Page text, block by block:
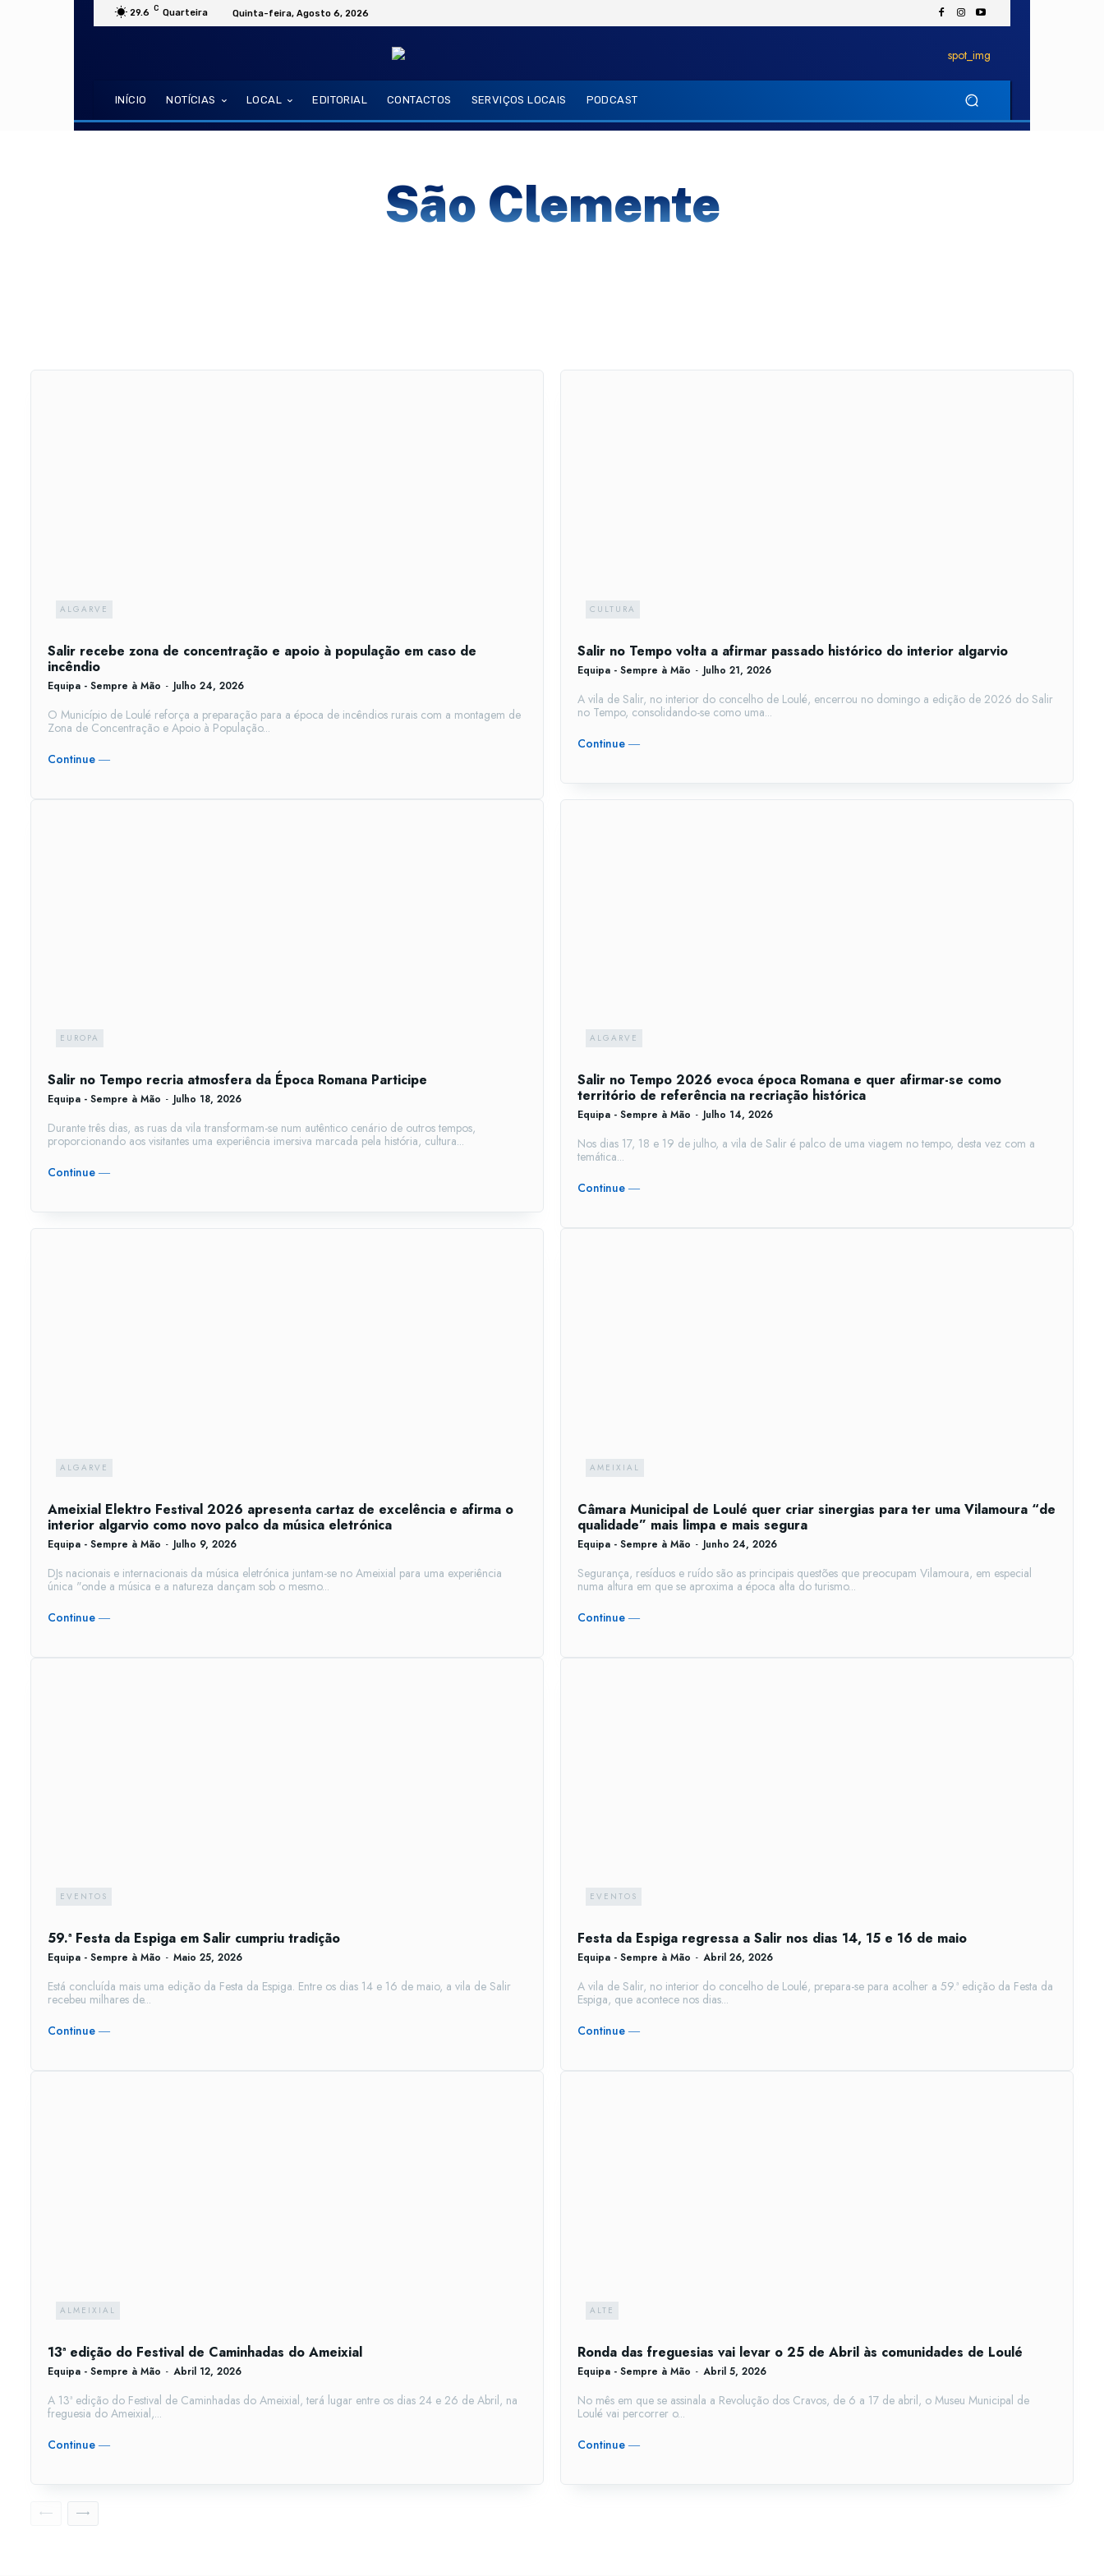
29.6 C Quarteira Quinta-feira, Agosto 6, 2026
INÍCIO NOTÍCIAS LOCAL EDITORIAL CONTACTOS SERVIÇOS LOCAIS PODCAST
São Clemente
ALGARVE
Salir recebe zona de concentração e apoio à população em caso de
incêndio
Equipa - Sempre à Mão - Julho 24, 2026
O Município de Loulé reforça a preparação para a época de incêndios rurais com a montagem de
Zona de Concentração e Apoio à População...
Continue ―
CULTURA
Salir no Tempo volta a afirmar passado histórico do interior algarvio
Equipa - Sempre à Mão - Julho 21, 2026
A vila de Salir, no interior do concelho de Loulé, encerrou no domingo a edição de 2026 do Salir
no Tempo, consolidando-se como uma...
Continue ―
EUROPA
Salir no Tempo recria atmosfera da Época Romana Participe
Equipa - Sempre à Mão - Julho 18, 2026
Durante três dias, as ruas da vila transformam-se num autêntico cenário de outros tempos,
proporcionando aos visitantes uma experiência imersiva marcada pela história, cultura...
Continue ―
ALGARVE
Salir no Tempo 2026 evoca época Romana e quer afirmar-se como
território de referência na recriação histórica
Equipa - Sempre à Mão - Julho 14, 2026
Nos dias 17, 18 e 19 de julho, a vila de Salir é palco de uma viagem no tempo, desta vez com a
temática...
Continue ―
ALGARVE
Ameixial Elektro Festival 2026 apresenta cartaz de excelência e afirma o
interior algarvio como novo palco da música eletrónica
Equipa - Sempre à Mão - Julho 9, 2026
DJs nacionais e internacionais da música eletrónica juntam-se no Ameixial para uma experiência
única "onde a música e a natureza dançam sob o mesmo...
Continue ―
AMEIXIAL
Câmara Municipal de Loulé quer criar sinergias para ter uma Vilamoura “de
qualidade” mais limpa e mais segura
Equipa - Sempre à Mão - Junho 24, 2026
Segurança, resíduos e ruído são as principais questões que preocupam Vilamoura, em especial
numa altura em que se aproxima a época alta do turismo...
Continue ―
EVENTOS
59.ª Festa da Espiga em Salir cumpriu tradição
Equipa - Sempre à Mão - Maio 25, 2026
Está concluída mais uma edição da Festa da Espiga. Entre os dias 14 e 16 de maio, a vila de Salir
recebeu milhares de...
Continue ―
EVENTOS
Festa da Espiga regressa a Salir nos dias 14, 15 e 16 de maio
Equipa - Sempre à Mão - Abril 26, 2026
A vila de Salir, no interior do concelho de Loulé, prepara-se para acolher a 59.ª edição da Festa da
Espiga, que acontece nos dias...
Continue ―
ALMEIXIAL
13ª edição do Festival de Caminhadas do Ameixial
Equipa - Sempre à Mão - Abril 12, 2026
A 13ª edição do Festival de Caminhadas do Ameixial, terá lugar entre os dias 24 e 26 de Abril, na
freguesia do Ameixial,...
Continue ―
ALTE
Ronda das freguesias vai levar o 25 de Abril às comunidades de Loulé
Equipa - Sempre à Mão - Abril 5, 2026
No mês em que se assinala a Revolução dos Cravos, de 6 a 17 de abril, o Museu Municipal de
Loulé vai percorrer o...
Continue ―